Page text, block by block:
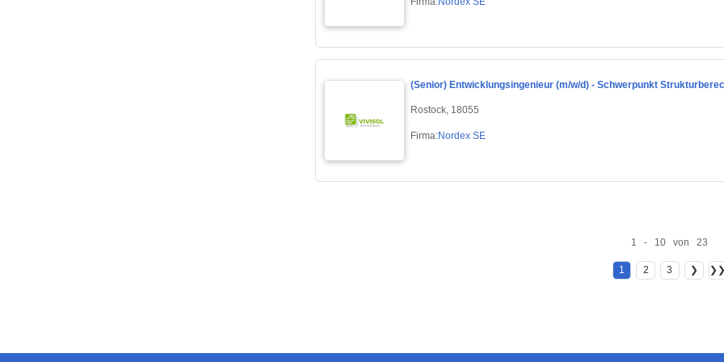
(Senior) Entwicklungsingenieur (m/w/d) - Schwerpunkt
Rostock, 18055
Firma:Nordex SE
1 - 10 von 23
1 2 3 ❯ ❯❯